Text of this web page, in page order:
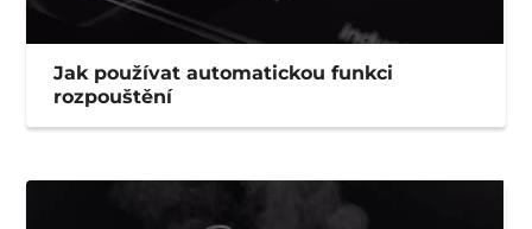
Jak používat automatickou funkci
rozpouštění